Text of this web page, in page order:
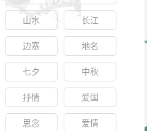
山水 长江
边塞 地名
七夕 中秋
抒情 爱国
思念 爱情